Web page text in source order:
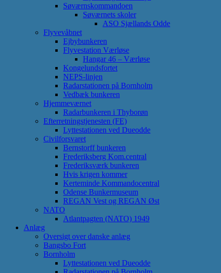
Søværnskommandoen
Søværnets skoler
ASO Sjællands Odde
Flyvevåbnet
Ejbybunkeren
Flyvestation Værløse
Hangar 46 – Værløse
Kongelundsfortet
NEPS-linjen
Radarstationen på Bornholm
Vedbæk bunkeren
Hjemmeværnet
Radarbunkeren i Thyborøn
Efterretningstjenesten (FE)
Lyttestationen ved Dueodde
Civilforsvaret
Bernstorff bunkeren
Frederiksberg Kom.central
Frederiksværk bunkeren
Hvis krigen kommer
Kerteminde Kommandocentral
Odense Bunkermuseum
REGAN Vest og REGAN Øst
NATO
Atlantpagten (NATO) 1949
Anlæg
Oversigt over danske anlæg
Bangsbo Fort
Bornholm
Lyttestationen ved Dueodde